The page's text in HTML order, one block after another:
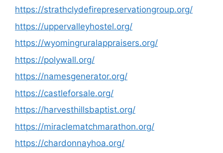
https://strathclydefirepreservationgroup.org/
https://uppervalleyhostel.org/
https://wyomingruralappraisers.org/
https://polywall.org/
https://namesgenerator.org/
https://castleforsale.org/
https://harvesthillsbaptist.org/
https://miraclematchmarathon.org/
https://chardonnayhoa.org/